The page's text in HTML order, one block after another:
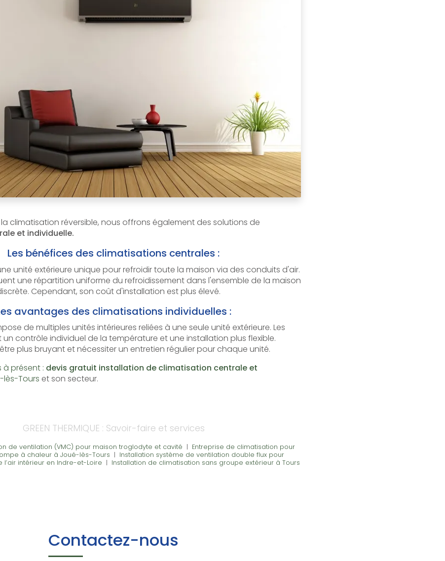
climatisation réversible, nous offrons également des solutions de
et individuelle.
Les bénéfices des climatisations centrales :
unité extérieure unique pour refroidir toute la maison via des conduits d'air.
une répartition uniforme du refroidissement dans l'ensemble de la maison
Cependant, son coût d'installation est plus élevé.
avantages des climatisations individuelles :
de multiples unités intérieures reliées à une seule unité extérieure. Les
contrôle individuel de la température et une installation plus flexible.
plus bruyant et nécessiter un entretien régulier pour chaque unité.
présent : devis gratuit installation de climatisation centrale et
Tours et son secteur.
GREEN THERMIQUE : Savoir-faire et services
de ventilation (VMC) pour maison troglodyte et cavité | Entreprise de climatisation pour
à chaleur à Joué-lès-Tours | Installation système de ventilation double flux pour
intérieur en Indre-et-Loire | Installation de climatisation sans groupe extérieur à Tours
Contactez-nous